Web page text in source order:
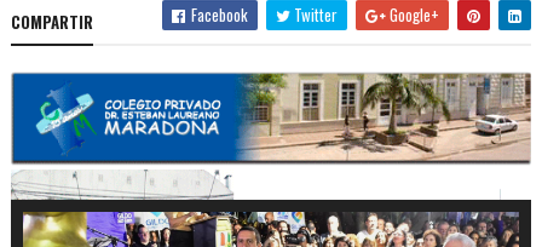
COMPARTIR Facebook Twitter Google+